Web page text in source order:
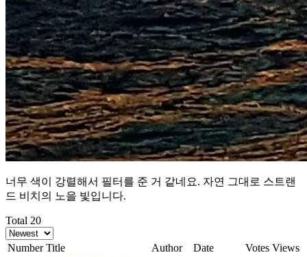
너무 색이 강렬해서 필터를 준 거 같네요. 자연 그대로 스트랜
드 비치의 노을 빛입니다.
Total 20
Number Title Author Date Votes Views